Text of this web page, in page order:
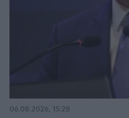
06.08.2026, 15:28